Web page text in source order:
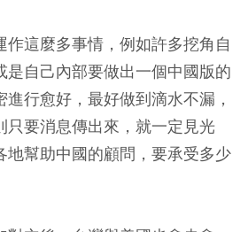
作這麼多事情，例如許多挖角自
是自己內部要做出一個中國版的
行愈好，最好做到滴水不漏，
只要消息傳出來，就一定見光
地幫助中國的顧問，要承受多少